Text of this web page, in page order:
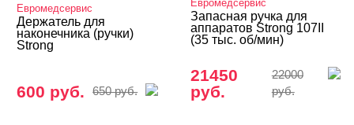
Евромедсервис
Держатель для
наконечника (ручки)
Strong
600 руб. 650 руб.
Евромедсервис
Запасная ручка для
аппаратов Strong 107II
(35 тыс. об/мин)
21450
руб.
22000
руб.